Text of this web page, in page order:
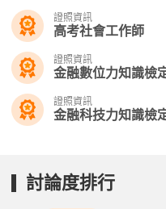
證照資訊
高考社會工作師
證照資訊
金融數位力知識檢
證照資訊
金融科技力知識檢
討論度排行